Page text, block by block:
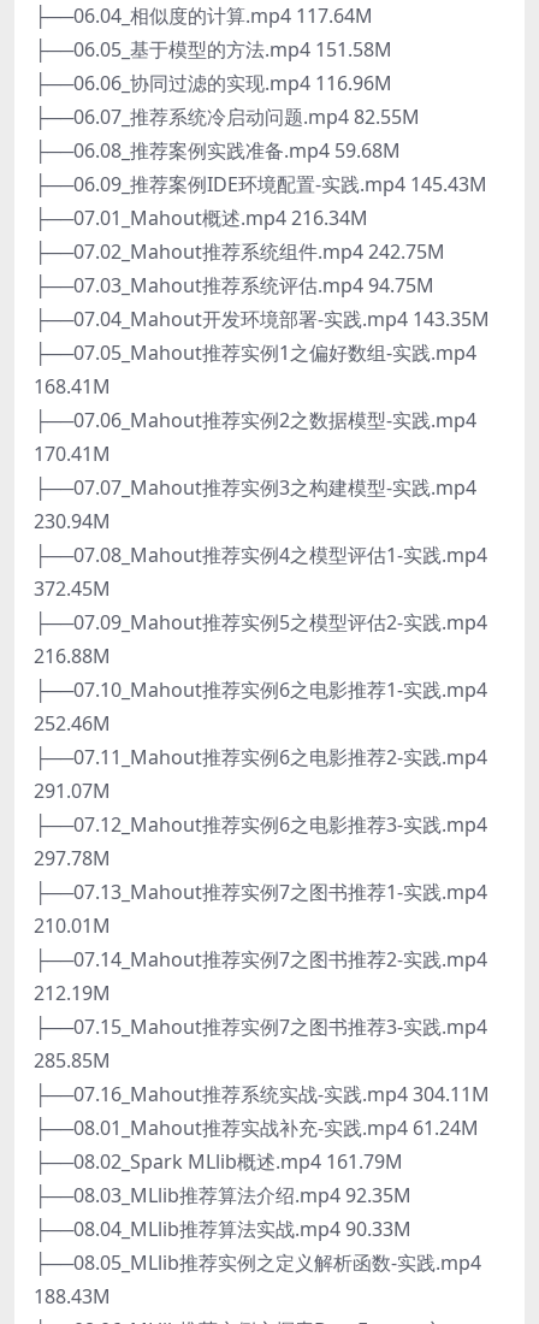
├──06.04_相似度的计算.mp4 117.64M
├──06.05_基于模型的方法.mp4 151.58M
├──06.06_协同过滤的实现.mp4 116.96M
├──06.07_推荐系统冷启动问题.mp4 82.55M
├──06.08_推荐案例实践准备.mp4 59.68M
├──06.09_推荐案例IDE环境配置-实践.mp4 145.43M
├──07.01_Mahout概述.mp4 216.34M
├──07.02_Mahout推荐系统组件.mp4 242.75M
├──07.03_Mahout推荐系统评估.mp4 94.75M
├──07.04_Mahout开发环境部署-实践.mp4 143.35M
├──07.05_Mahout推荐实例1之偏好数组-实践.mp4
168.41M
├──07.06_Mahout推荐实例2之数据模型-实践.mp4
170.41M
├──07.07_Mahout推荐实例3之构建模型-实践.mp4
230.94M
├──07.08_Mahout推荐实例4之模型评估1-实践.mp4
372.45M
├──07.09_Mahout推荐实例5之模型评估2-实践.mp4
216.88M
├──07.10_Mahout推荐实例6之电影推荐1-实践.mp4
252.46M
├──07.11_Mahout推荐实例6之电影推荐2-实践.mp4
291.07M
├──07.12_Mahout推荐实例6之电影推荐3-实践.mp4
297.78M
├──07.13_Mahout推荐实例7之图书推荐1-实践.mp4
210.01M
├──07.14_Mahout推荐实例7之图书推荐2-实践.mp4
212.19M
├──07.15_Mahout推荐实例7之图书推荐3-实践.mp4
285.85M
├──07.16_Mahout推荐系统实战-实践.mp4 304.11M
├──08.01_Mahout推荐实战补充-实践.mp4 61.24M
├──08.02_Spark MLlib概述.mp4 161.79M
├──08.03_MLlib推荐算法介绍.mp4 92.35M
├──08.04_MLlib推荐算法实战.mp4 90.33M
├──08.05_MLlib推荐实例之定义解析函数-实践.mp4
188.43M